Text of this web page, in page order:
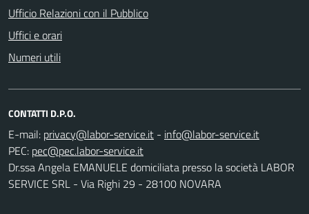
Ufficio Relazioni con il Pubblico
Uffici e orari
Numeri utili
CONTATTI D.P.O.
E-mail:
-
PEC:
Dr.ssa Angela EMANUELE domiciliata presso la società LABOR
SERVICE SRL - Via Righi 29 - 28100 NOVARA